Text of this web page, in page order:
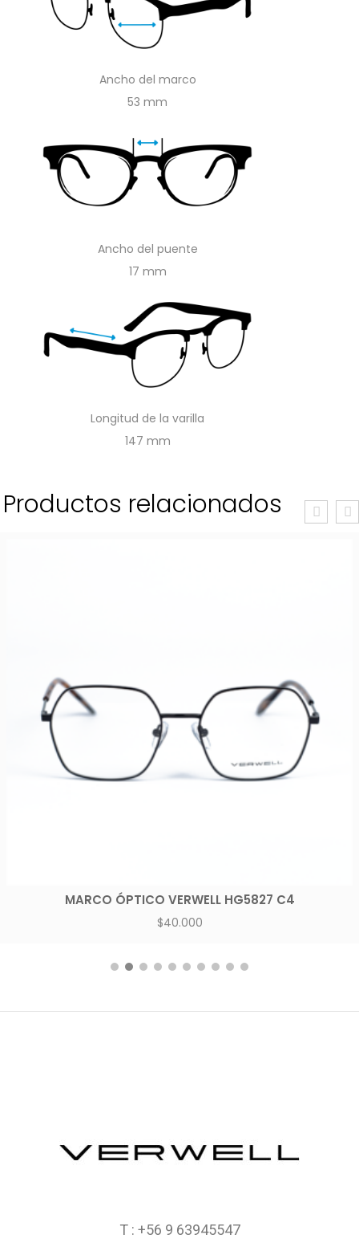
Ancho del marco
53
Ancho del puente
17
Longitud de la varilla
147
Productos relacionados
MARCO ÓPTICO VERWELL HG5827 C4
$40.000
T : +56 9 63945547